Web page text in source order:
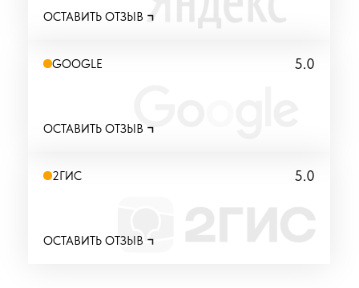
ОСТАВИТЬ ОТЗЫВ
GOOGLE 5.0
ОСТАВИТЬ ОТЗЫВ
2ГИС 5.0
ОСТАВИТЬ ОТЗЫВ